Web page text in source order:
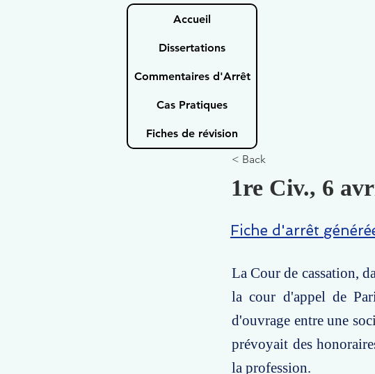
Accueil
Dissertations
Commentaires d'Arrêt
Cas Pratiques
Fiches de révision
< Back
1re Civ., 6
Fiche d'arrêt
La Cour de cassation,
la cour d'appel de
d'ouvrage entre une
prévoyait des
la profession.